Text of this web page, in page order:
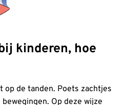
kinderen, hoe
de tanden. Poets zachtjes
Op deze wijze